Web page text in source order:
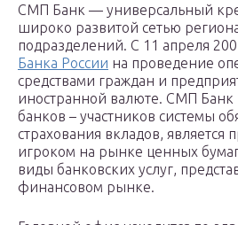
СМП Банк — универсальный
широко развитой сетью
подразделений. С 11 апреля
Банка России на проведение
средствами граждан и
иностранной валюте. СМП Банк
банков – участников системы
страхования вкладов,
игроком на рынке ценных
виды банковских услуг,
финансовом рынке.